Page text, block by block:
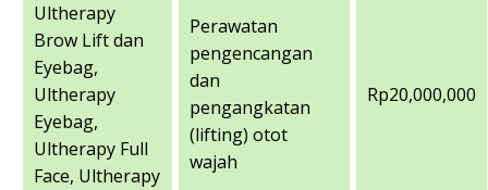
Ultherapy
Brow Lift dan
Eyebag,
Ultherapy
Eyebag,
Ultherapy Full
Face, Ultherapy
Perawatan
pengencangan
dan
pengangkatan
(lifting) otot
wajah
Rp20,000,000